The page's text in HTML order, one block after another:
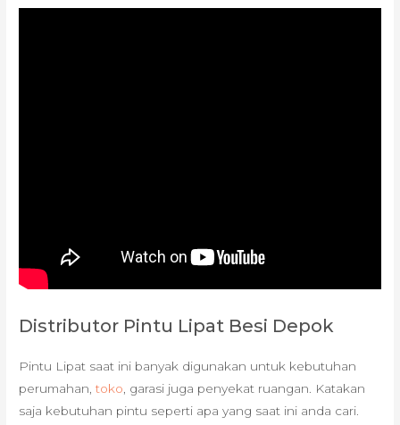
Distributor Pintu Lipat Besi Depok
Pintu Lipat saat ini banyak digunakan untuk kebutuhan
perumahan,toko , garasi juga penyekat ruangan. Katakan
saja kebutuhan pintu seperti apa yang saat ini anda cari.